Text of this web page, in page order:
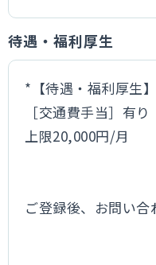
待遇・福利厚生
*【待遇・福利厚生
［交通費手当］有り
上限20,000円/月
ご登録後、お問い合